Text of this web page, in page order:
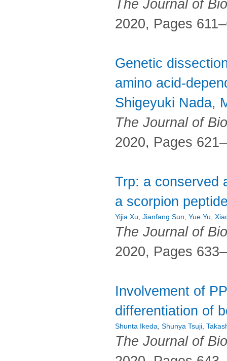
The Journal of
2020, Pages
Genetic
amino acid-
Shigeyuki Nada,
The Journal of
2020, Pages
Trp: a conserved
a scorpion
Yijia Xu Jianfang Sun Yue Yu
The Journal of
2020, Pages
Involvement of
differentiation of
Shunta Ikeda Shunya Tsuji
The Journal of